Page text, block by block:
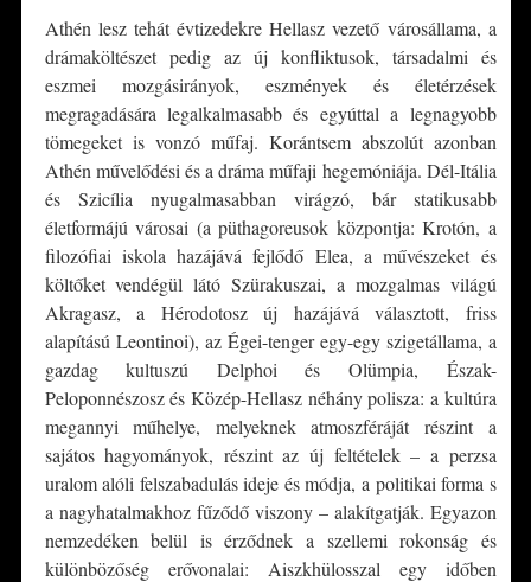
Athén lesz tehát évtizedekre Hellasz vezető városállama, a
drámaköltészet pedig az új konfliktusok, társadalmi és
eszmei mozgásirányok, eszmények és életérzések
megragadására legalkalmasabb és egyúttal a legnagyobb
tömegeket is vonzó műfaj. Korántsem abszolút azonban
Athén művelődési és a dráma műfaji hegemóniája. Dél-Itália
és Szicília nyugalmasabban virágzó, bár statikusabb
életformájú városai (a püthagoreusok központja: Krotón, a
filozófiai iskola hazájává fejlődő Elea, a művészeket és
költőket vendégül látó Szürakuszai, a mozgalmas világú
Akragasz, a Hérodotosz új hazájává választott, friss
alapítású Leontinoi), az Égei-tenger egy-egy szigetállama, a
gazdag kultuszú Delphoi és Olümpia, Észak-
Peloponnészosz és Közép-Hellasz néhány polisza: a kultúra
megannyi műhelye, melyeknek atmoszféráját részint a
sajátos hagyományok, részint az új feltételek – a perzsa
uralom alóli felszabadulás ideje és módja, a politikai forma s
a nagyhatalmakhoz fűződő viszony – alakítgatják. Egyazon
nemzedéken belül is érződnek a szellemi rokonság és
különbözőség erővonalai: Aiszkhülosszal egy időben